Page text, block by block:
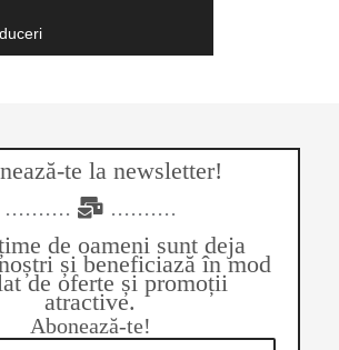
te la newsletter!
..........
..........
de oameni sunt deja
și beneficiază în mod
de oferte și promoții
atractive.
Abonează-te!